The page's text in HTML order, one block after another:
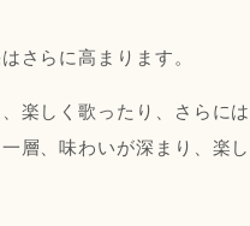
さらに高まります。
楽しく歌ったり、さらには
層、味わいが深まり、楽し